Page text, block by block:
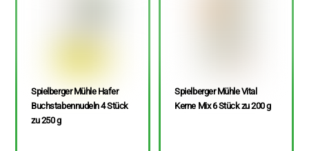
Spielberger Mühle Hafer
Buchstabennudeln 4 Stück
zu 250 g
Spielberger Mühle Vital
Kerne Mix 6 Stück zu 200 g